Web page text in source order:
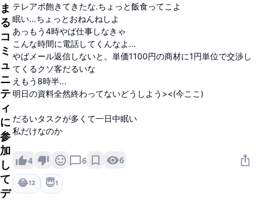
ま
る
コ
ミ
ュ
ニ
テ
ィ
に
参
加
し
て
デ
テレアポ飽きてきたな.ちょっと飯食ってこよ
眠い...ちょっとおねんねしよ
あっもう4時やば仕事しなきゃ
こんな時間に電話してくんなよ...
やばメール返信しないと。単価1100円の商材に1円単位で交渉し
てくるクソ客だるいな
えもう8時半...
明日の資料全然終わってないどうしよう><(今ここ)
だるいタスクが多くて一日中眠い
私だけなのか
4 6 6
😂12 😇1